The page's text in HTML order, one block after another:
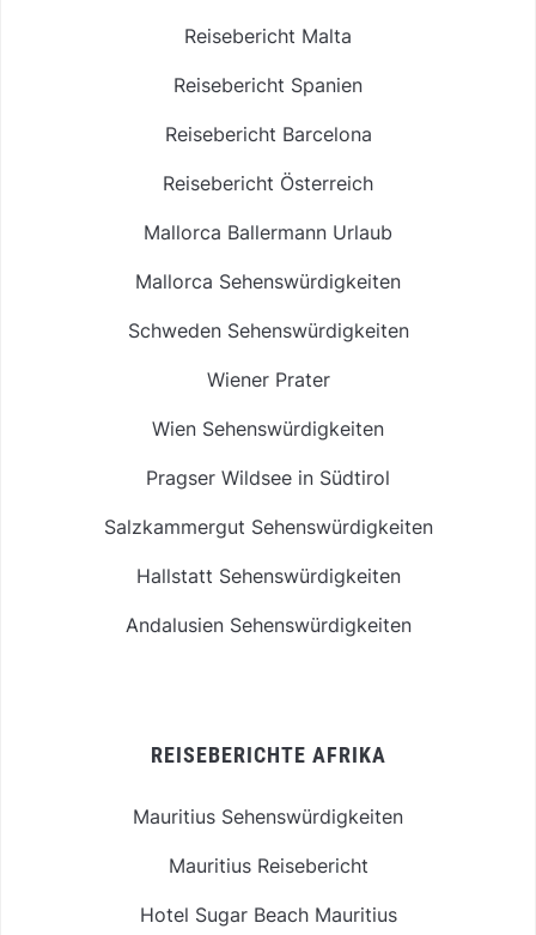
Reisebericht Malta
Reisebericht Spanien
Reisebericht Barcelona
Reisebericht Österreich
Mallorca Ballermann Urlaub
Mallorca Sehenswürdigkeiten
Schweden Sehenswürdigkeiten
Wiener Prater
Wien Sehenswürdigkeiten
Pragser Wildsee in Südtirol
Salzkammergut Sehenswürdigkeiten
Hallstatt Sehenswürdigkeiten
Andalusien Sehenswürdigkeiten
REISEBERICHTE AFRIKA
Mauritius Sehenswürdigkeiten
Mauritius Reisebericht
Hotel Sugar Beach Mauritius